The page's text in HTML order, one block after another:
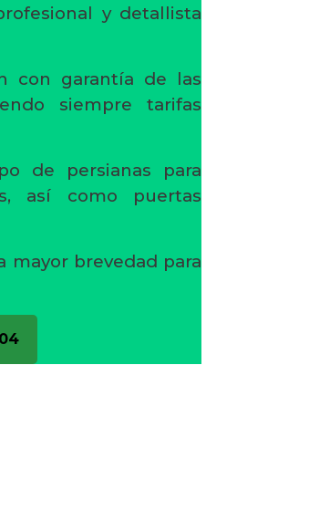
y detallista
con garantía de las
siempre tarifas
de persianas para
así como puertas
mayor brevedad para